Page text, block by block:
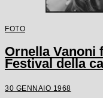
FOTO
Ornella Vanoni
Festival della
30 GENNAIO 1968